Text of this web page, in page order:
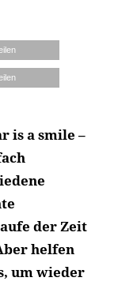
is a smile –
der Zeit
helfen
um wieder